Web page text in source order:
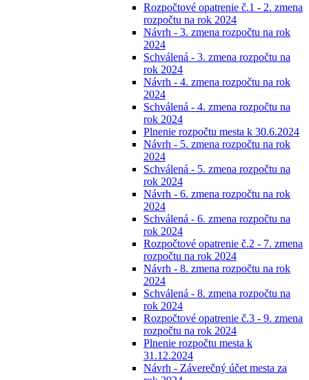
Rozpočtové opatrenie č.1 - 2. zmena
rozpočtu na rok 2024
Návrh - 3. zmena rozpočtu na rok
2024
Schválená - 3. zmena rozpočtu na
rok 2024
Návrh - 4. zmena rozpočtu na rok
2024
Schválená - 4. zmena rozpočtu na
rok 2024
Plnenie rozpočtu mesta k 30.6.2024
Návrh - 5. zmena rozpočtu na rok
2024
Schválená - 5. zmena rozpočtu na
rok 2024
Návrh - 6. zmena rozpočtu na rok
2024
Schválená - 6. zmena rozpočtu na
rok 2024
Rozpočtové opatrenie č.2 - 7. zmena
rozpočtu na rok 2024
Návrh - 8. zmena rozpočtu na rok
2024
Schválená - 8. zmena rozpočtu na
rok 2024
Rozpočtové opatrenie č.3 - 9. zmena
rozpočtu na rok 2024
Plnenie rozpočtu mesta k
31.12.2024
Návrh - Záverečný účet mesta za